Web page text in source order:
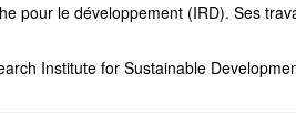
pour le développement (IRD). Ses
Institute for Sustainable